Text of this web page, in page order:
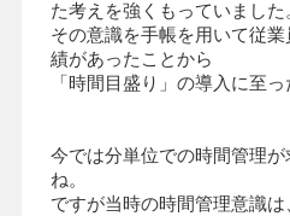
学校向け人材育成事業 企業情報
た考えを強くもっていました
その意識を手帳を用いて従
績があったことから
「時間目盛り」の導入に至っ
今では分単位での時間管理
ね。
ですが当時の時間管理意識